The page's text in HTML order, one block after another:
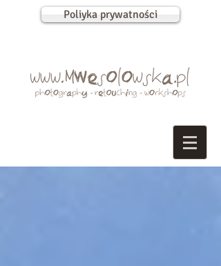
Poliyka prywatności